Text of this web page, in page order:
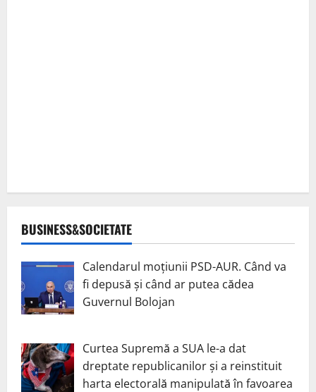
BUSINESS&SOCIETATE
Calendarul moțiunii PSD-AUR. Când va
fi depusă și când ar putea cădea
Guvernul Bolojan
Curtea Supremă a SUA le-a dat
dreptate republicanilor și a reinstituit
harta electorală manipulată în favoarea